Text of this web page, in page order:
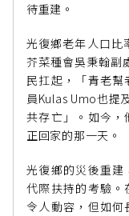
待重建。
光復鄉老年人口比
芥菜種會吳秉翰副
民扛起，「青老
員Kulas Umo也提
共存亡」。如今，
正回家的那一天。
光復鄉的災後重建
代際扶持的考驗。
令人動容，但如何